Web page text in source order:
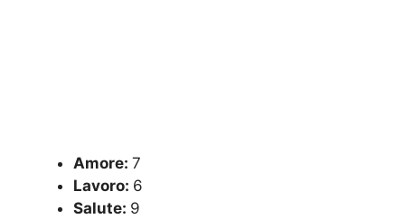
Amore: 7
Lavoro: 6
Salute: 9